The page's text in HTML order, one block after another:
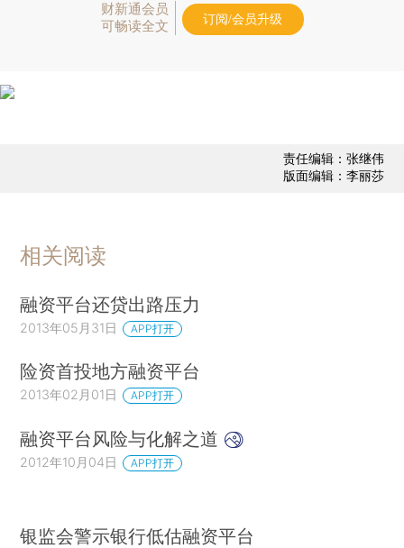
财新通会员
可畅读全文
订阅/会员升级
责任编辑：张继伟
版面编辑：李丽莎
相关阅读
融资平台还贷出路压力
2013年05月31日 APP打开
险资首投地方融资平台
2013年02月01日 APP打开
融资平台风险与化解之道
2012年10月04日 APP打开
银监会警示银行低估融资平台